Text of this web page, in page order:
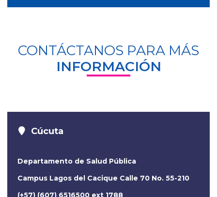
CONTÁCTANOS PARA MÁS
INFORMACIÓN
Cúcuta
Departamento de Salud Pública
Campus Lagos del Cacique Calle 70 No. 55-210
(+57) (607) 6516500 ext 1788